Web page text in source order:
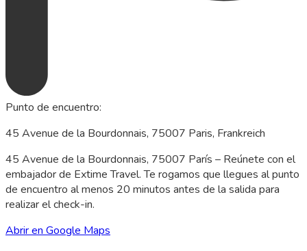
Punto de encuentro:
45 Avenue de la Bourdonnais, 75007 Paris, Frankreich
45 Avenue de la Bourdonnais, 75007 París – Reúnete con el
embajador de Extime Travel. Te rogamos que llegues al punto
de encuentro al menos 20 minutos antes de la salida para
realizar el check-in.
Abrir en Google Maps